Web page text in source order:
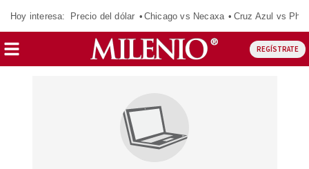
Hoy interesa: Precio del dólar Chicago vs Necaxa Cruz Azul vs
REGÍSTRATE